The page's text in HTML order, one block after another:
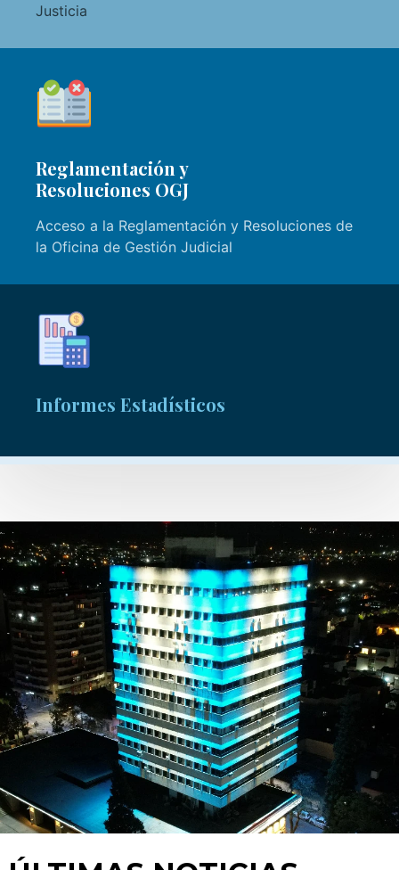
Justicia
Reglamentación y
Resoluciones OGJ
Acceso a la Reglamentación y Resoluciones de
la Oficina de Gestión Judicial
Informes Estadísticos